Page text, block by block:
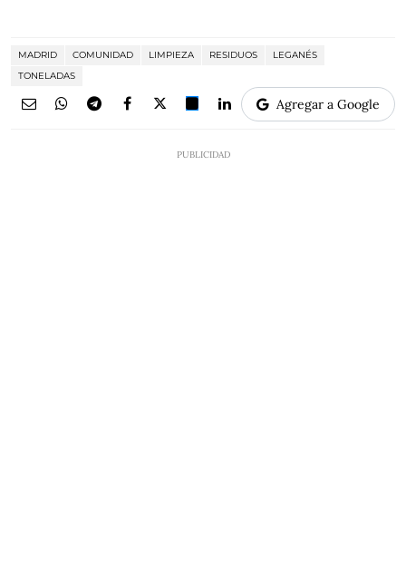
MADRID COMUNIDAD LIMPIEZA RESIDUOS
LEGANÉS
TONELADAS
Agregar a Google